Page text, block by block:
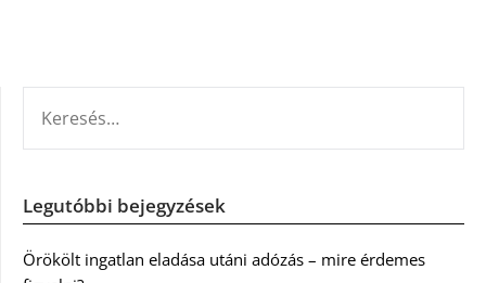
Legutóbbi bejegyzések
Örökölt ingatlan eladása utáni adózás – mire érdemes